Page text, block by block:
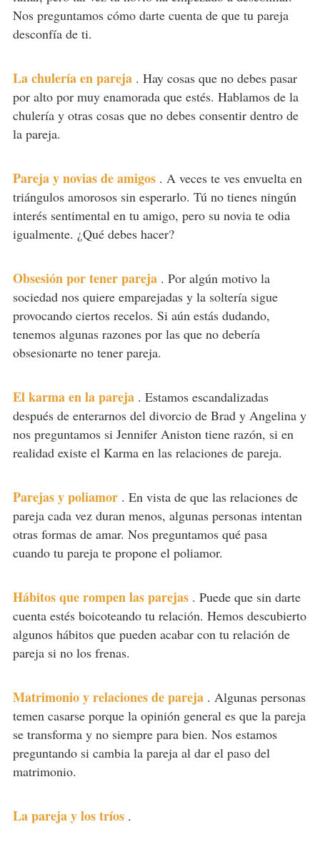
Nos preguntamos cómo darte cuenta de que tu pareja
desconfía de ti.
La chulería en pareja . Hay cosas que no debes pasar
por alto por muy enamorada que estés. Hablamos de la
chulería y otras cosas que no debes consentir dentro de
la pareja.
Pareja y novias de amigos . A veces te ves envuelta en
triángulos amorosos sin esperarlo. Tú no tienes ningún
interés sentimental en tu amigo, pero su novia te odia
igualmente. ¿Qué debes hacer?
Obsesión por tener pareja . Por algún motivo la
sociedad nos quiere emparejadas y la soltería sigue
provocando ciertos recelos. Si aún estás dudando,
tenemos algunas razones por las que no debería
obsesionarte no tener pareja.
El karma en la pareja . Estamos escandalizadas
después de enterarnos del divorcio de Brad y Angelina y
nos preguntamos si Jennifer Aniston tiene razón, si en
realidad existe el Karma en las relaciones de pareja.
Parejas y poliamor . En vista de que las relaciones de
pareja cada vez duran menos, algunas personas intentan
otras formas de amar. Nos preguntamos qué pasa
cuando tu pareja te propone el poliamor.
Hábitos que rompen las parejas . Puede que sin darte
cuenta estés boicoteando tu relación. Hemos descubierto
algunos hábitos que pueden acabar con tu relación de
pareja si no los frenas.
Matrimonio y relaciones de pareja . Algunas personas
temen casarse porque la opinión general es que la pareja
se transforma y no siempre para bien. Nos estamos
preguntando si cambia la pareja al dar el paso del
matrimonio.
La pareja y los tríos .